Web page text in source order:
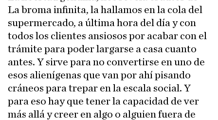
La broma infinita, la hallamos en la cola del
supermercado, a última hora del día y con
todos los clientes ansiosos por acabar con el
trámite para poder largarse a casa cuanto
antes. Y sirve para no convertirse en uno de
esos alienígenas que van por ahí pisando
cráneos para trepar en la escala social. Y
para eso hay que tener la capacidad de ver
más allá y creer en algo o alguien fuera de